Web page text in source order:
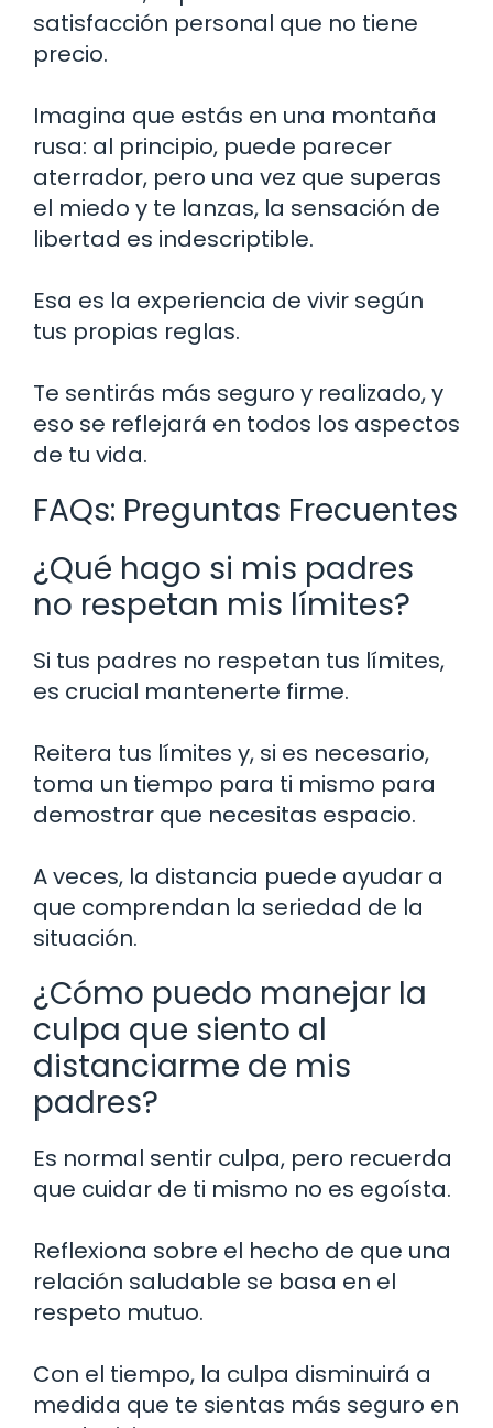
satisfacción personal que no tiene
precio.
Imagina que estás en una montaña
rusa: al principio, puede parecer
aterrador, pero una vez que superas
el miedo y te lanzas, la sensación de
libertad es indescriptible.
Esa es la experiencia de vivir según
tus propias reglas.
Te sentirás más seguro y realizado, y
eso se reflejará en todos los aspectos
de tu vida.
FAQs: Preguntas Frecuentes
¿Qué hago si mis padres
no respetan mis límites?
Si tus padres no respetan tus límites,
es crucial mantenerte firme.
Reitera tus límites y, si es necesario,
toma un tiempo para ti mismo para
demostrar que necesitas espacio.
A veces, la distancia puede ayudar a
que comprendan la seriedad de la
situación.
¿Cómo puedo manejar la
culpa que siento al
distanciarme de mis
padres?
Es normal sentir culpa, pero recuerda
que cuidar de ti mismo no es egoísta.
Reflexiona sobre el hecho de que una
relación saludable se basa en el
respeto mutuo.
Con el tiempo, la culpa disminuirá a
medida que te sientas más seguro en